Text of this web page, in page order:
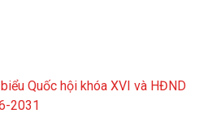
Quốc hội khóa XVI và HĐND
2031